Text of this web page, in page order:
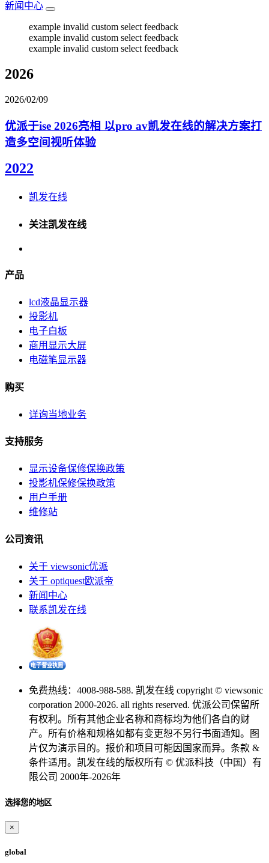
新闻中心
example invalid custom select feedback
example invalid custom select feedback
example invalid custom select feedback
2026
2026/02/09
优派于ise 2026亮相 以pro av凯发在线的解决方案打
造多空间视听体验
2022
凯发在线
关注凯发在线
产品
lcd液晶显示器
投影机
电子白板
商用显示大屏
电磁笔显示器
购买
详询当地业务
支持服务
显示设备保修保换政策
投影机保修保换政策
用户手册
维修站
公司资讯
关于 viewsonic优派
关于 optiquest欧派帝
新闻中心
联系凯发在线
免费热线：4008-988-588. 凯发在线 copyright © viewsonic
corporation 2000-2026. all rights reserved. 优派公司保留所
有权利。所有其他企业名称和商标均为他们各自的财
产。所有价格和规格如都有变更恕不另行书面通知。图
片仅为演示目的。报价和项目可能因国家而异。条款 &
条件适用。凯发在线的版权所有 © 优派科技（中国）有
限公司 2000年-2026年
选择您的地区
×
global